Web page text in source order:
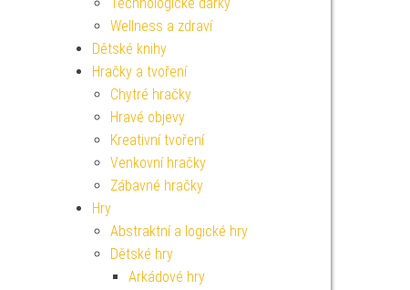
Wellness a zdraví
Dětské knihy
Hračky a tvoření
Chytré hračky
Hravé objevy
Kreativní tvoření
Venkovní hračky
Zábavné hračky
Hry
Abstraktní a logické hry
Dětské hry
Arkádové hry